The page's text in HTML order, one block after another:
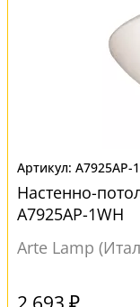
A7925AP-
Настенно-
A7925AP-1WH
Arte Lamp